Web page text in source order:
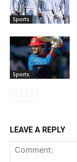
Sports
Sports
LEAVE A REPLY